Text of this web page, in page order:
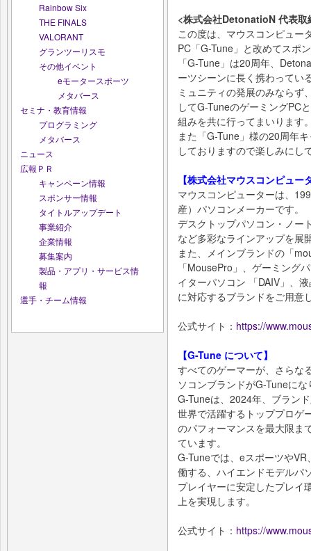
Rainbow Six
THE FINALS
VALORANT
グランツーリスモ
その他イベント
eモータースポーツ
メタバース
セミナ・教育情報
プログラミング
メタバース
ニュース
広報ＰＲ
キャンペーン情報
スポンサー情報
タイトルアップデート
事業紹介
企業情報
募集案内
製品・アプリ・サービス情
報
選手・チーム情報
<株式会社DetonatioN 代表
この度は、マウスコンピュー
PC「G-Tune」と改めてスポ
「G-Tune」は20周年、
ーツシーンに長く携わってい
ミュニティの発展のみならず
してG-TuneのゲーミングPC
組みを共に行ってまいります
また「G-Tune」様の20周年
しておりますので楽しみにし
【株式会社マウスコンピュー
マウスコンピューターは、
産）パソコンメーカーです。
デスクトップパソコン・ノー
など多彩なラインアップを展
また、メインブランドの「
「MousePro」、ゲーミング
イターパソコン 「DAIV」、
に対応するブランドをご用意
公式サイト： https://
【G-Tune について】
すべてのゲーマーが、さらな
ソコンブランドがG-Tuneにな
G-Tuneは、2024年、ブラン
世界で活躍するトッププロゲ
のパフォーマンスを最⼤限ま
ています。
G-Tuneでは、eスポーツや
働する、ハイエンドモデルパ
プレイヤーに安定したプレイ
上を実現します。
公式サイト： https://